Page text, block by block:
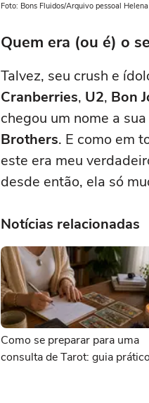
Foto: Bons Fluidos/Arquivo pessoal
Quem era (ou é) o
Talvez, seu crush e
Cranberries, U2, Bon
chegou um nome a
Brothers. E como em
este era meu
desde então, ela só
Notícias relacionadas
Como se preparar para uma
consulta de Tarot: guia prático